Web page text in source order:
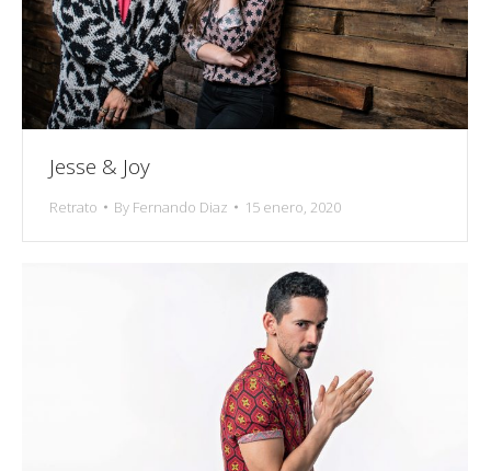
Jesse & Joy
Retrato By Fernando Diaz 15 enero, 2020